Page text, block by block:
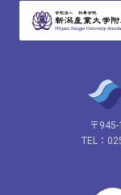
〒
TEL：